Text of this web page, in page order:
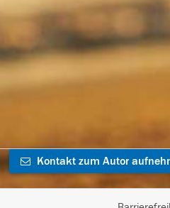
Kontakt zum Autor